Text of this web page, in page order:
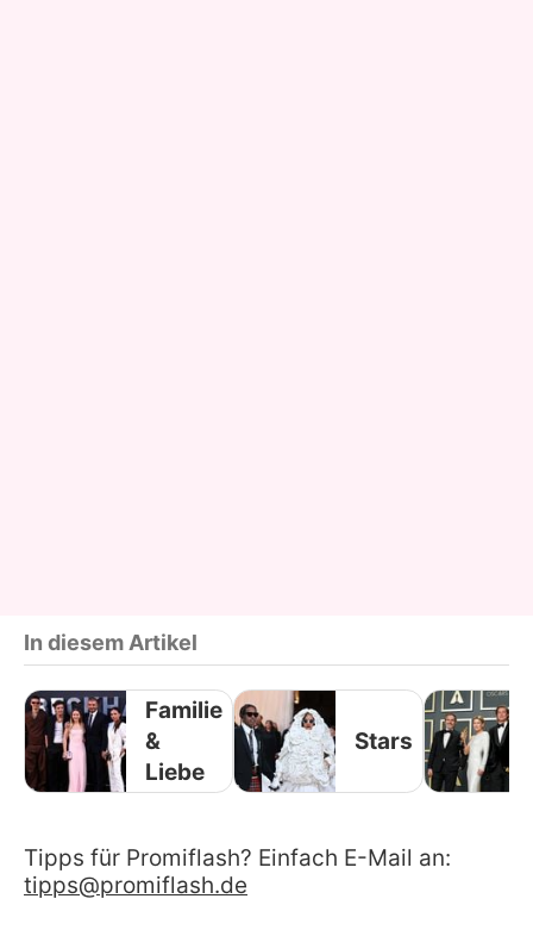
In diesem Artikel
Familie
&
Liebe
Stars
Tipps für Promiflash? Einfach E-Mail an:
tipps@promiflash.de